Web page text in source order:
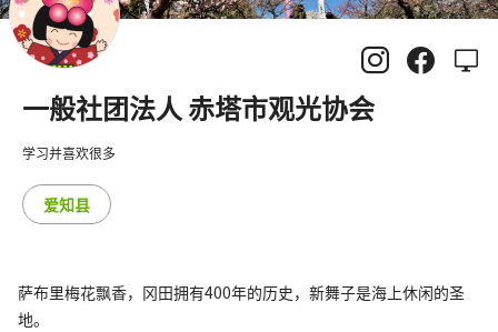
一般社团法人 赤塔市观光协会
学习并喜欢很多
爱知县
萨布里梅花飘香，冈田拥有400年的历史，新舞子是海上休闲的圣
地。